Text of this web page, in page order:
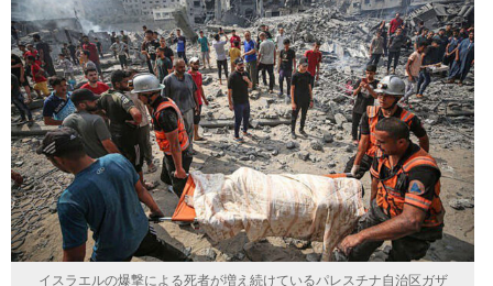
イスラエルの爆撃による死者が増え続けているパレスチナ自治区ガザ